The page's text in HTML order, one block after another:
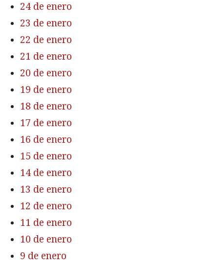
24 de enero
23 de enero
22 de enero
21 de enero
20 de enero
19 de enero
18 de enero
17 de enero
16 de enero
15 de enero
14 de enero
13 de enero
12 de enero
11 de enero
10 de enero
9 de enero